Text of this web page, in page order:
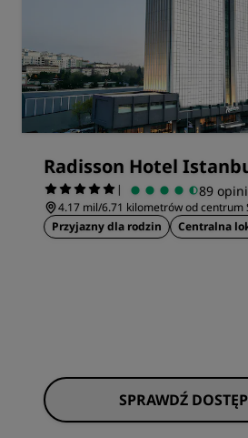
Radisson Hotel
| 89
4.17 mil/6.71 kilometrów od centrum
Przyjazny dla rodzin
Centralna
SPRAWDŹ